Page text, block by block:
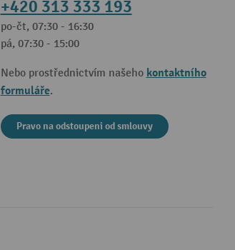
+420 313 333 193
po-čt, 07:30 - 16:30
pá, 07:30 - 15:00
Nebo prostřednictvím našeho kontaktního
formuláře.
Pravo na odstoupeni od smlouvy